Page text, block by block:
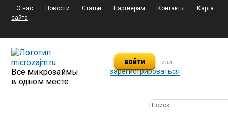
О нас Новости Статьи Партнерам Контакты
Карта
сайта
Все микрозаймы
в одном месте
войти или
зарегистрироваться